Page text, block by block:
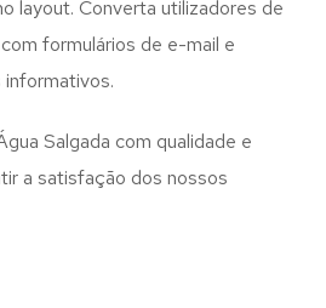
layout. Converta utilizadores de
formulários de e-mail e
Salgada com qualidade e
a satisfação dos nossos